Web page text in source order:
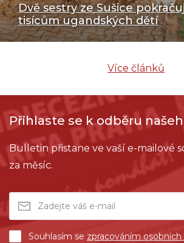
Dvě sestry ze Sušice
tisícům ugandských dětí
Více článků
Přihlaste se k odběru
Bulletin přistane ve vaší e-mailové
za měsíc.
Souhlasím se zpracováním osobních